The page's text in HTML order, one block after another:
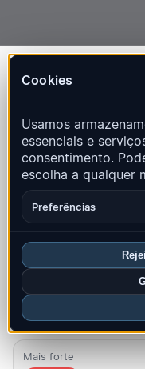
Cookies
Usamos
essenciais e
consentimento.
escolha a qualquer
Preferências
Mapa ao vivo,
Abrir mapa
Visão geral
FAQ
Sismos neste mês
1
Último UTC: 2026-08-02
Mais forte